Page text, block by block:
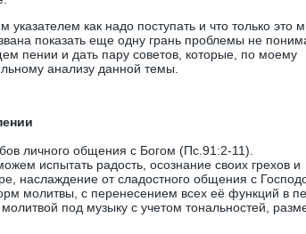
указателем как надо поступать и что только это
показать еще одну грань проблемы не
пении и дать пару советов, которые, по моему
анализу данной темы.
личного общения с Богом (Пс.91:2-11).
испытать радость, осознание своих грехов и
наслаждение от сладостного общения с
молитвы, с перенесением всех её функций в
под музыку с учетом тональностей,